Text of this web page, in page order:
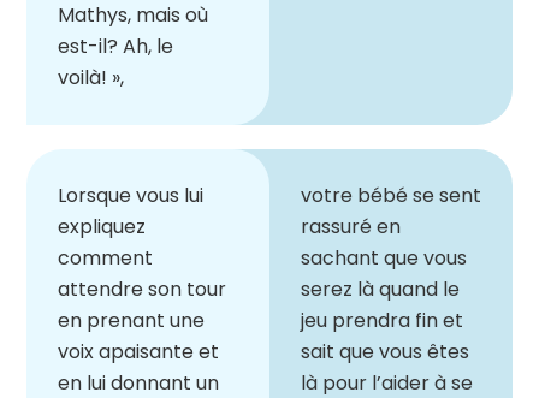
Mathys, mais où
est-il? Ah, le
voilà! »,
Lorsque vous lui
expliquez
comment
attendre son tour
en prenant une
voix apaisante et
en lui donnant un
votre bébé se sent
rassuré en
sachant que vous
serez là quand le
jeu prendra fin et
sait que vous êtes
là pour l’aider à se